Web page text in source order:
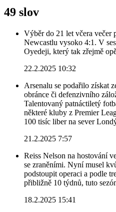
49 slov
Výběr do 21 let včera večer
Newcastlu vysoko 4:1. V
Oyedeji, který tak zřejmě
22.2.2025 10:32
Arsenalu se podařilo získat
obránce či defenzivního
Talentovaný patnáctiletý
některé kluby z Premier
100 tisíc liber na sever
21.2.2025 7:57
Reiss Nelson na hostování
se zraněními. Nyní musel
podstoupit operaci a podle
přibližně 10 týdnů, tuto
18.2.2025 15:41